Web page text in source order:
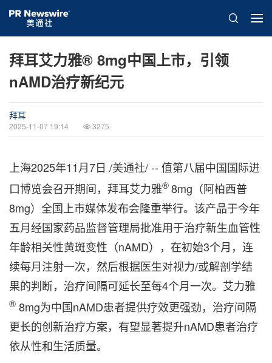
拜耳艾力雅® 8mg中国上市，引领
nAMD治疗新纪元
拜耳
2025-11-07 19:14 3275
上海2025年11月7日 /美通社/ -- 值第八届中国国际进
口博览会召开期间，拜耳艾力雅®8mg（阿柏西普
8mg）全国上市媒体发布会隆重举行。该产品于今年
五月经国家药品监督管理局批准用于治疗新生血管性
年龄相关性黄斑变性（nAMD），在初始3个月，连
续每月注射一次，然后根据医生对视力/或解剖学结
果的判断，治疗间隔可延长至每4个月一次。艾力雅
® 8mg为中国nAMD患者提供疗效更强劲，治疗间隔
更长的创新治疗方案，有望显著提升nAMD患者治疗
依从性和生活质量。